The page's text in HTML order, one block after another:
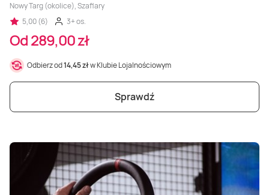
Nowy Targ (okolice), Szaflary
5,00 (6)
3+ os.
Od 289,00 zł
Odbierz od14,45 złw Klubie Lojalnościowym
Sprawdź